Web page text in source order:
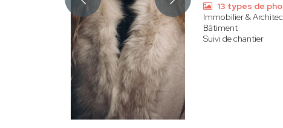
13 types de
Immobilier &
Bâtiment
Suivi de chantier